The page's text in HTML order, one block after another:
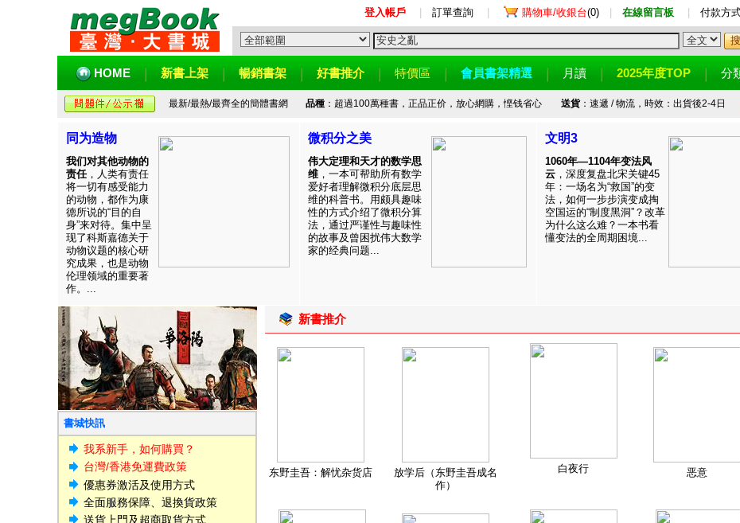
登入帳戶 訂單查詢 購物車/收銀台(0) 在線留言板 付款方
HOME 新書上架 暢銷書架 好書推介 特價區 會員書架精選 月讀 2025年度TOP 分
最新/最熱/最齊全的簡體書網 品種：超過100萬種書，正品正价，放心網購，悭钱省心 送貨：速遞 / 物流，時效：出貨後2-4日
同为造物
我们对其他动物的
责任，人类有责任
将一切有感受能力
的动物，都作为康
德所说的“目的自
身”来对待。集中呈
现了科斯嘉德关于
动物议题的核心研
究成果，也是动物
伦理领域的重要著
作。...
微积分之美
伟大定理和天才的数学思
维 ，一本可帮助所有数学
爱好者理解微积分底层思
维的科普书。用颇具趣味
性的方式介绍了微积分算
法，通过严谨性与趣味性
的故事及曾困扰伟大数学
家的经典问题...
文明3
1060年—1104年变法风
云 ，深度复盘北宋关键45
年：一场名为“救国”的变
法，如何一步步演变成掏
空国运的“制度黑洞”？改革
为什么这么难？一本书看
懂变法的全周期困境...
書城快訊
我系新手，如何購買？
台灣/香港免運費政策
優惠券激活及使用方式
全面服務保障、退換貨政策
送貨上門及超商取貨方式
新書推介
东野圭吾：解忧杂货店
放学后（东野圭吾成名
作）
白夜行 恶意